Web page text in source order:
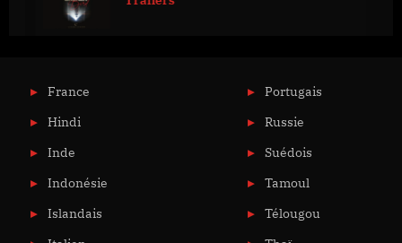
France
Hindi
Inde
Indonésie
Islandais
Portugais
Russie
Suédois
Tamoul
Télougou